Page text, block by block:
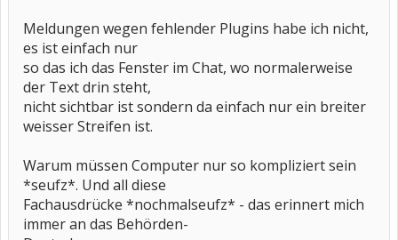
Meldungen wegen fehlender Plugins habe ich nicht,
es ist einfach nur
so das ich das Fenster im Chat, wo normalerweise
der Text drin steht,
nicht sichtbar ist sondern da einfach nur ein breiter
weisser Streifen ist.
Warum müssen Computer nur so kompliziert sein
*seufz*. Und all diese
Fachausdrücke *nochmalseufz* - das erinnert mich
immer an das Behörden-